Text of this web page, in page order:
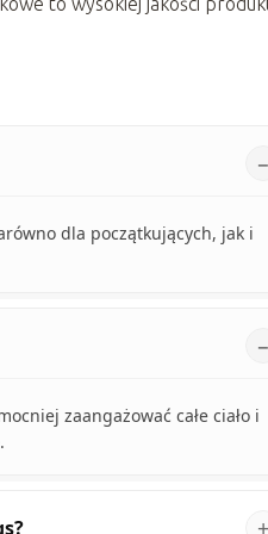
dla początkujących, jak i
zaangażować całe ciało i